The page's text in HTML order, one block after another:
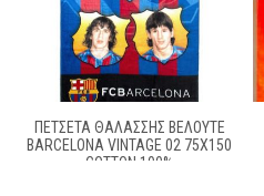
ΠΕΤΣΕΤΑ ΘΑΛΑΣΣΗΣ ΒΕΛΟΥΤΕ
BARCELONA VINTAGE 02 75X150
COTTON 100%